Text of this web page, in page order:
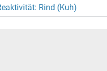
Rind (Kuh)